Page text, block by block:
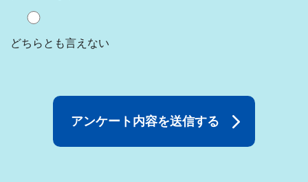
どちらとも言えない